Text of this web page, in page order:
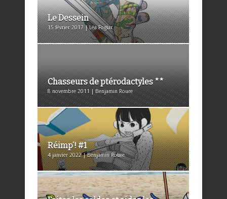
Le Dessein
15 février 2017 | Léa Foglar
Chasseurs de ptérodactyles **
8 novembre 2011 | Benjamin Roure
Réimp’! #1
4 janvier 2022 | Benjamin Roure